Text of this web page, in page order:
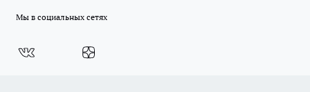
Мы в социальных сетях